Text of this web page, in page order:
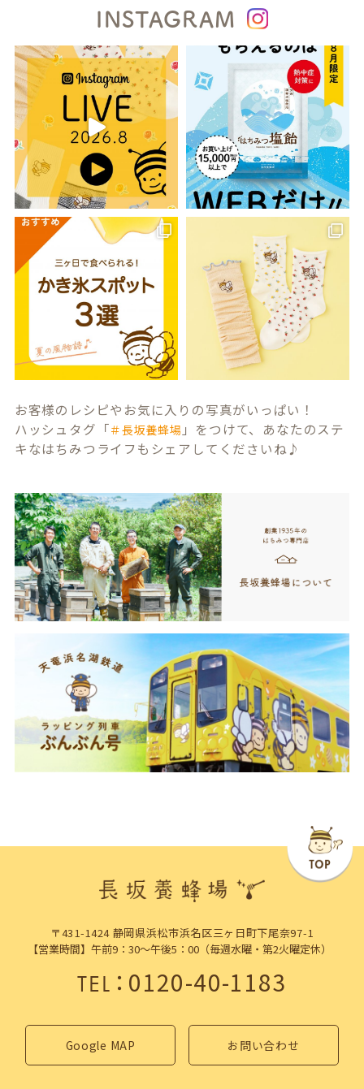
INSTAGRAM
お客様のレシピやお気に入りの写真がいっぱい！
ハッシュタグ「＃長坂養蜂場 」をつけて、あなたのステ
キなはちみつライフもシェアしてくださいね♪
〒431-1424 静岡県浜松市浜名区三ヶ日町下尾奈97-1
【営業時間】午前9：30～午後5：00（毎週水曜・第2火曜定休）
TEL：0120-40-1183
Google MAP お問い合わせ